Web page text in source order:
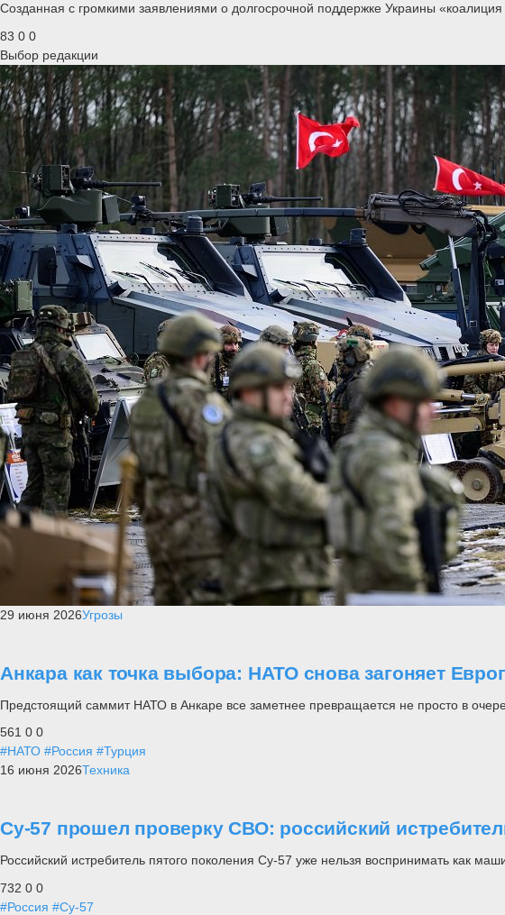
Созданная с громкими заявлениями о долгосрочной поддержке Украины
83 0 0
Выбор редакции
29 июня 2026Угрозы
Анкара как точка выбора: НАТО снова загоняет
Предстоящий саммит НАТО в Анкаре все заметнее превращается не просто в
561 0 0
#НАТО #Россия #Турция
16 июня 2026Техника
Су-57 прошел проверку СВО: российский
Российский истребитель пятого поколения Су-57 уже нельзя воспринимать как
732 0 0
#Россия #Су-57